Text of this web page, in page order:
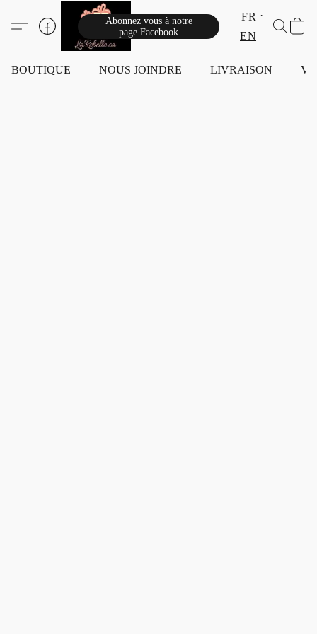
Abonnez vous à notre
page Facebook
FR
EN
BOUTIQUE NOUS JOINDRE LIVRAISON